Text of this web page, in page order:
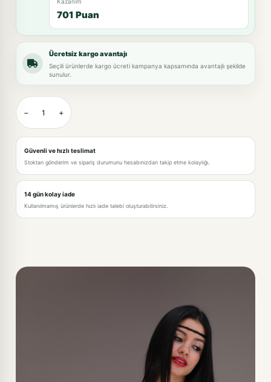
701 Puan
Ücretsiz kargo avantajı
Seçili ürünlerde kargo ücreti kampanya kapsamında avantajlı şekilde
sunulur.
− +
Güvenli ve hızlı teslimat
Stoktan gönderim ve sipariş durumunu hesabınızdan takip etme kolaylığı.
14 gün kolay iade
Kullanılmamış ürünlerde hızlı iade talebi oluşturabilirsiniz.